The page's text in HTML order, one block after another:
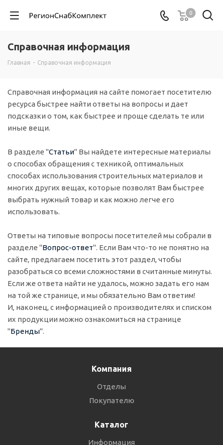
0
Справочная информация
Главная - Справочная информация
Справочная информация на сайте помогает посетителю
ресурса быстрее найти ответы на вопросы и дает
подсказки о том, как быстрее и проще сделать те или
иные вещи.
В разделе "Статьи" Вы найдете интересные материалы
о способах обращения с техникой, оптимальных
способах использования строительных материалов и
многих других вещах, которые позволят Вам быстрее
выбрать нужный товар и как можно легче его
использовать.
Ответы на типовые вопросы посетителей мы собрали в
разделе "Вопрос-ответ". Если Вам что-то не понятно на
сайте, предлагаем посетить этот раздел, чтобы
разобраться со всеми сложностями в считанные минуты.
Если же ответа найти не удалось, можно задать его нам
на той же странице, и мы обязательно Вам ответим!
И, наконец, с информацией о производителях и списком
их продукции можно ознакомиться на странице
"Бренды".
Компания
Отделы
Покупателю
Каталог
Информация